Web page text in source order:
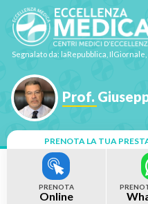
Segnalato da: laRepubblica,
Prof.
PRENOTA LA TUA
PRENOTA
Online